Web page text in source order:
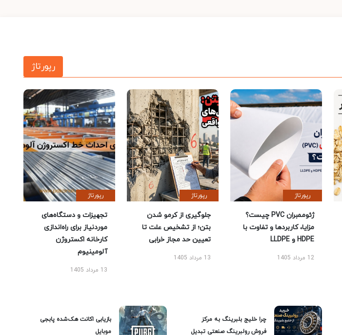
رپورتاژ
رپورتاژ
ژئوممبران PVC چیست؟
مزایا، کاربردها و تفاوت با
HDPE و LLDPE
12 مرداد 1405
رپورتاژ
جلوگیری از کرمو شدن
بتن؛ از تشخیص علت تا
تعیین حد مجاز خرابی
13 مرداد 1405
رپورتاژ
تجهیزات و دستگاه‌های
موردنیاز برای راه‌اندازی
کارخانه اکستروژن
آلومینیوم
13 مرداد 1405
چرا خلیج بلبرینگ به مرکز
فروش رولبرینگ صنعتی تبدیل
بازیابی اکانت هک‌شده پابجی
موبایل